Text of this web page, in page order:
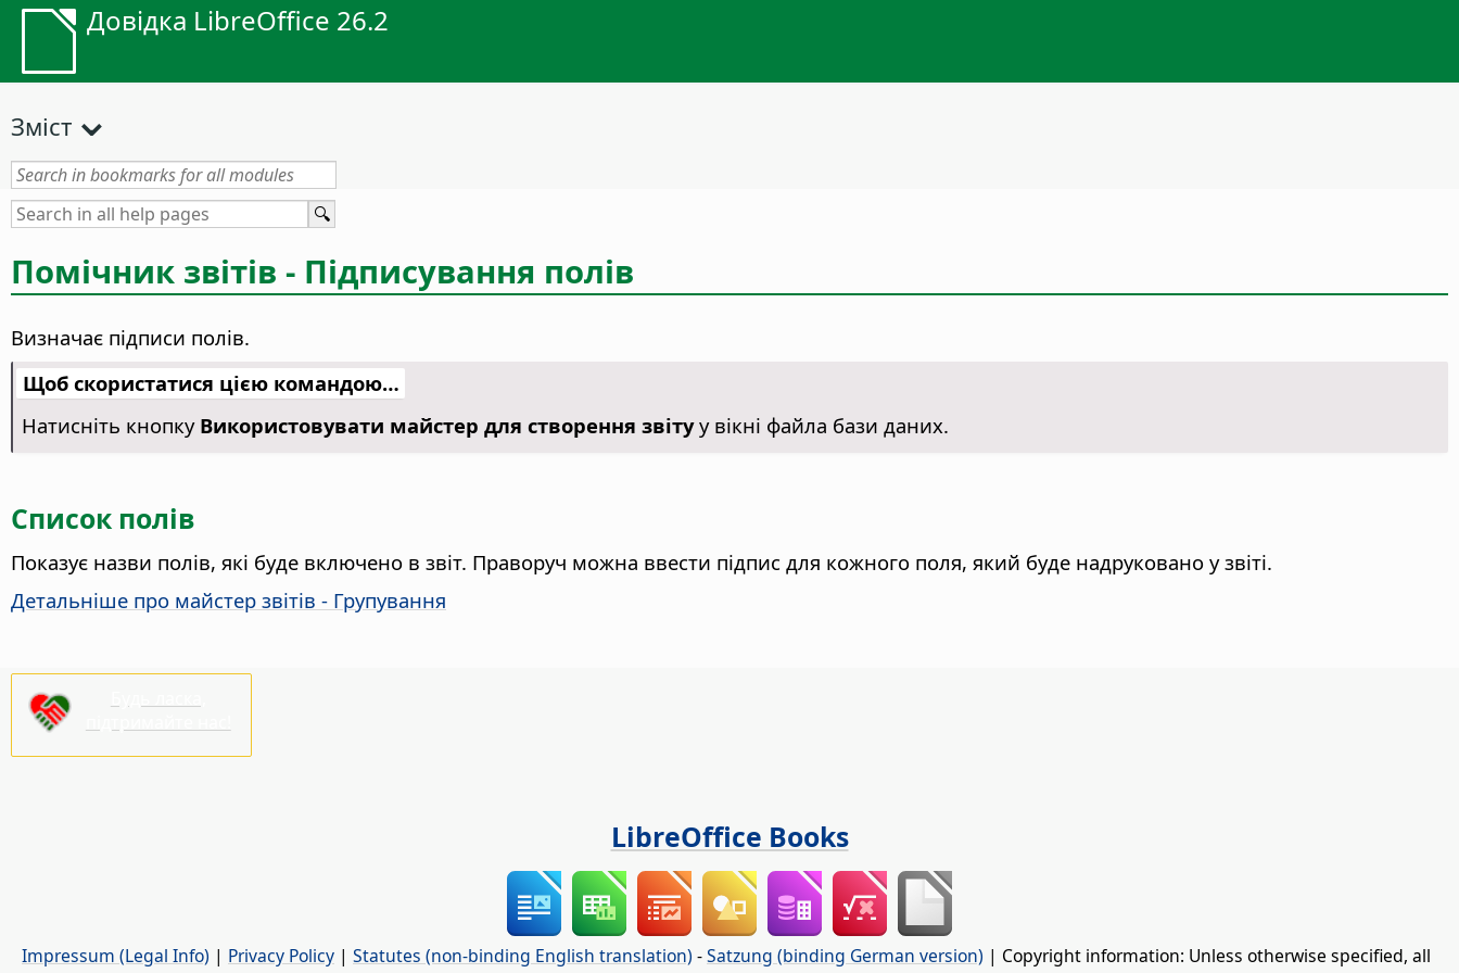
Довідка LibreOffice 26.2
Зміст
Помічник звітів - Підписування полів
Визначає підписи полів.
Щоб скористатися цією командою…
Натисніть кнопку Використовувати майстер для створення звітуу вікні файла бази даних.
Список полів
Показує назви полів, які буде включено в звіт. Праворуч можна ввести підпис для кожного поля, який буде надруковано у звіті.
Детальніше про майстер звітів - Групування
LibreOffice Books
Impressum (Legal Info) | Privacy Policy | Statutes (non-binding English translation) -Satzung (binding German version) | Copyright information: Unless otherwise specified, all